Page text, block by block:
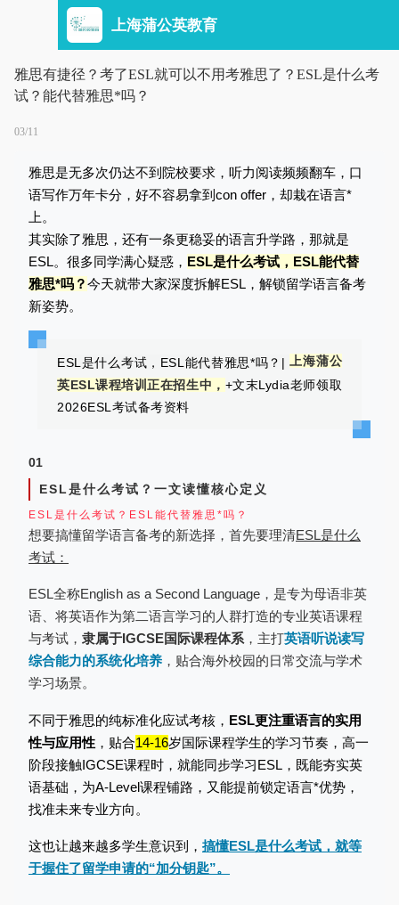
上海蒲公英教育
雅思有捷径？考了ESL就可以不用考雅思了？ESL是什么考
试？能代替雅思*吗？
03/11
雅思是无多次仍达不到院校要求，听力阅读频频翻车，口
语写作万年卡分，好不容易拿到con offer，却栽在语言*
上。
其实除了雅思，还有一条更稳妥的语言升学路，那就是
ESL。很多同学满心疑惑， ESL是什么考试，ESL能代替
雅思*吗？今天就带大家深度拆解ESL，解锁留学语言备考
新姿势。
ESL是什么考试，ESL能代替雅思*吗？ |
上海蒲公
英ESL课程培训正在招生中， +文末Lydia老师领取
2026ESL考试备考资料
01
ESL是什么考试？一文读懂核心定义
ESL是什么考试？ESL能代替雅思*吗？
想要搞懂留学语言备考的新选择，首先要理清ESL是什么
考试：
ESL全称English as a Second Language，是专为母语非英
语、将英语作为第二语言学习的人群打造的专业英语课程
与考试， 隶属于IGCSE国际课程体系 ，主打英语听说读写
综合能力的系统化培养 ，贴合海外校园的日常交流与学术
学习场景。
不同于雅思的纯标准化应试考核， ESL更注重语言的实用
性与应用性 ，贴合14-16岁国际课程学生的学习节奏，高一
阶段接触IGCSE课程时，就能同步学习ESL，既能夯实英
语基础，为A-Level课程铺路，又能提前锁定语言*优势，
找准未来专业方向。
这也让越来越多学生意识到， 搞懂ESL是什么考试，就等
于握住了留学申请的“加分钥匙”。